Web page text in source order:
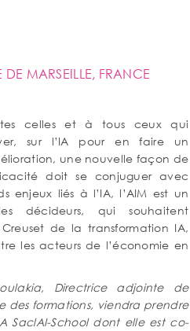
MARSEILLE, FRANCE
celles et à tous ceux qui
sur l’IA pour en faire un
une nouvelle façon de
doit se conjuguer avec
enjeux liés à l’IA, l’AIM est un
décideurs, qui souhaitent
de la transformation IA,
les acteurs de l’économie en
Directrice adjointe de
des formations, viendra prendre
SaclAI-School dont elle est co-